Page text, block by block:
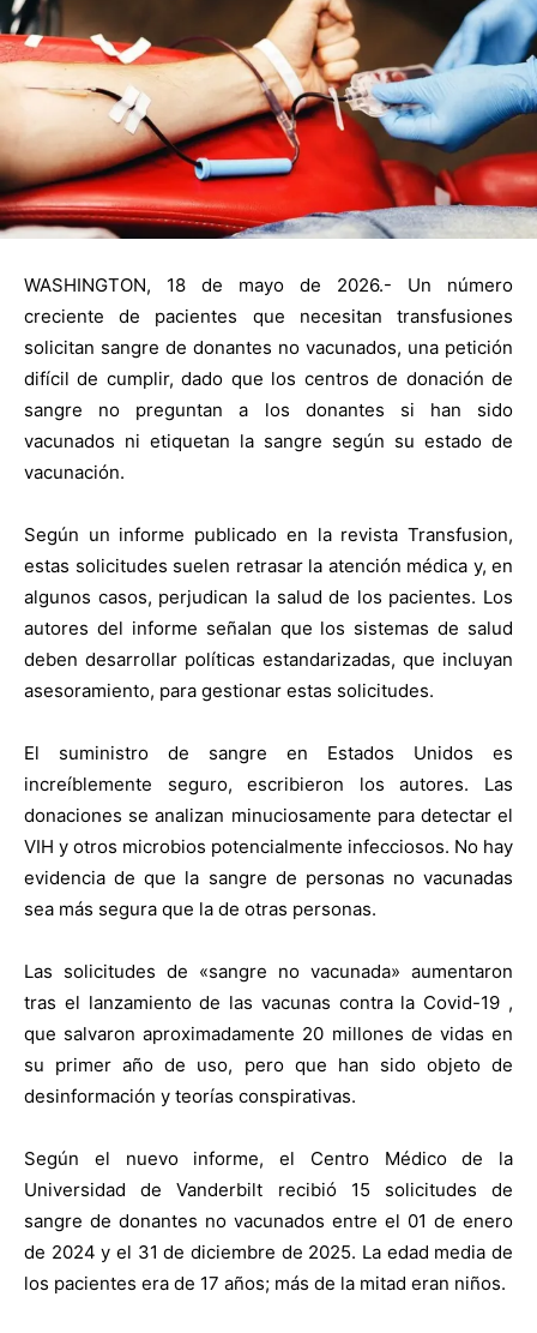
WASHINGTON, 18 de mayo de 2026.- Un número
creciente de pacientes que necesitan transfusiones
solicitan sangre de donantes no vacunados, una petición
difícil de cumplir, dado que los centros de donación de
sangre no preguntan a los donantes si han sido
vacunados ni etiquetan la sangre según su estado de
vacunación.
Según un informe publicado en la revista Transfusion,
estas solicitudes suelen retrasar la atención médica y, en
algunos casos, perjudican la salud de los pacientes. Los
autores del informe señalan que los sistemas de salud
deben desarrollar políticas estandarizadas, que incluyan
asesoramiento, para gestionar estas solicitudes.
El suministro de sangre en Estados Unidos es
increíblemente seguro, escribieron los autores. Las
donaciones se analizan minuciosamente para detectar el
VIH y otros microbios potencialmente infecciosos. No hay
evidencia de que la sangre de personas no vacunadas
sea más segura que la de otras personas.
Las solicitudes de «sangre no vacunada» aumentaron
tras el lanzamiento de las vacunas contra la Covid-19 ,
que salvaron aproximadamente 20 millones de vidas en
su primer año de uso, pero que han sido objeto de
desinformación y teorías conspirativas.
Según el nuevo informe, el Centro Médico de la
Universidad de Vanderbilt recibió 15 solicitudes de
sangre de donantes no vacunados entre el 01 de enero
de 2024 y el 31 de diciembre de 2025. La edad media de
los pacientes era de 17 años; más de la mitad eran niños.